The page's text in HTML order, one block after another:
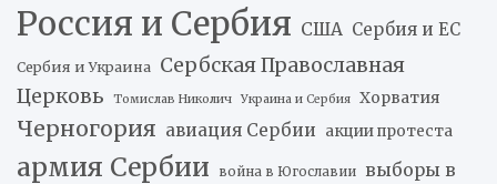
Россия и Сербия США Сербия и ЕС
Сербия и Украина
Сербская Православная
Церковь
Томислав Николич Украина и Сербия Хорватия
Черногория авиация Сербии акции протеста
армия Сербии война в Югославии
выборы в